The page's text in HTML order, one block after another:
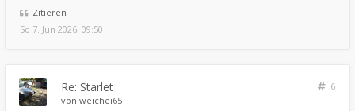
Zitieren
So 7. Jun 2026, 09:50
Re: Starlet
6
von weichei65